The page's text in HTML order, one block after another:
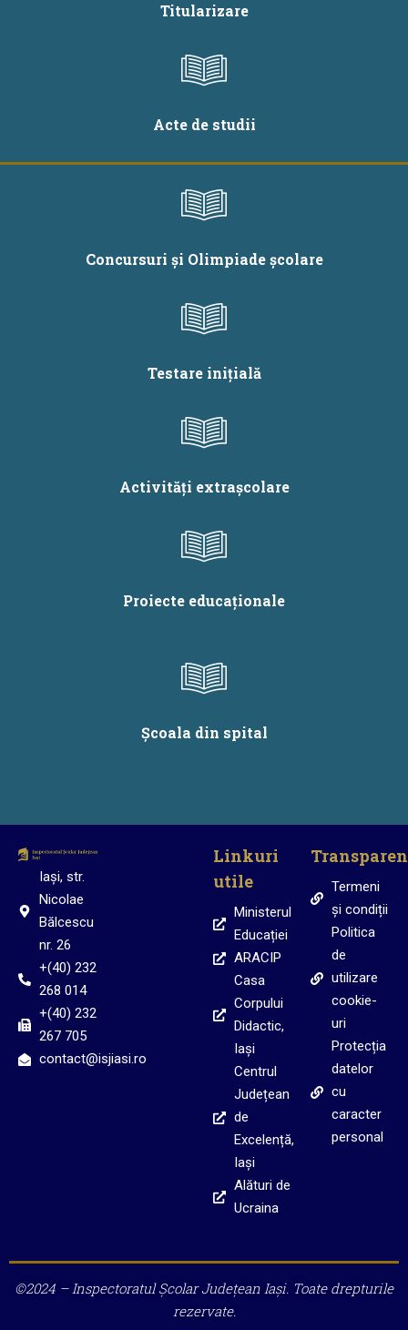
Titularizare
Acte de studii
Concursuri și Olimpiade școlare
Testare inițială
Activități extrașcolare
Proiecte educaționale
Școala din spital
Iași, str.
Nicolae
Bălcescu
nr. 26
+(40) 232
268 014
+(40) 232
267 705
contact@isjiasi.ro
Linkuri
utile
Ministerul
Educației
ARACIP
Casa
Corpului
Didactic,
Iași
Centrul
Județean
de
Excelență,
Iași
Alături de
Ucraina
Termeni
și condiții
Politica
de
utilizare
cookie-
uri
Protecția
datelor
cu
caracter
personal
©2024 – Inspectoratul Școlar Județean Iași. Toate drepturile
rezervate.